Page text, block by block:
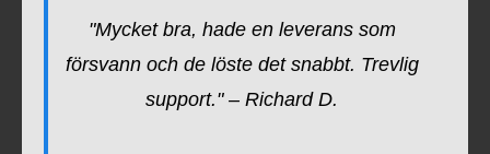
"Mycket bra, hade en leverans som
försvann och de löste det snabbt. Trevlig
support." – Richard D.